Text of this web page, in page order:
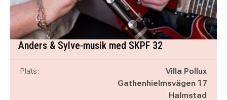
Anders & Sylve-musik med SKPF 32
Plats:
Villa Pollux
Gathenhielmsvägen 17
Halmstad